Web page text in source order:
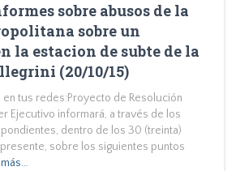
sobre abusos de la
sobre un
la estacion de subte de la
(20/10/15)
en tus redes:Proyecto de Resolución
Ejecutivo informará, a través de los
dentro de los 30 (treinta)
sobre los siguientes puntos